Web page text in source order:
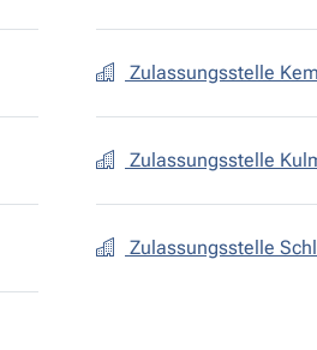
Zulassungsstelle
Zulassungsstelle
Zulassungsstelle